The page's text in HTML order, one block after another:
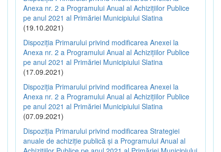
Anexa nr. 2 a Programului Anual al Achizițiilor Publice
pe anul 2021 al Primăriei Municipiului Slatina
(19.10.2021)
Dispoziția Primarului privind modificarea Anexei la
Anexa nr. 2 a Programului Anual al Achizițiilor Publice
pe anul 2021 al Primăriei Municipiului Slatina
(17.09.2021)
Dispoziția Primarului privind modificarea Anexei la
Anexa nr. 2 a Programului Anual al Achizițiilor Publice
pe anul 2021 al Primăriei Municipiului Slatina
(07.09.2021)
Dispoziția Primarului privind modificarea Strategiei
anuale de achiziție publică și a Programului Anual al